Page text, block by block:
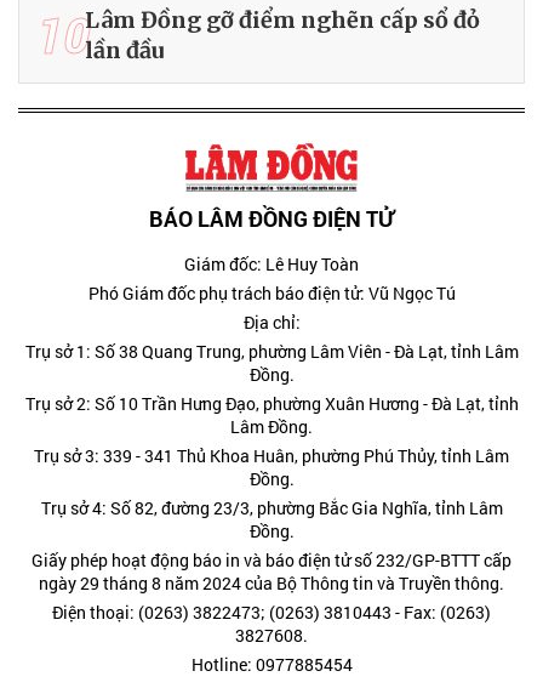
10Lâm Đồng gỡ điểm nghẽn cấp sổ đỏ
lần đầu
BÁO LÂM ĐỒNG ĐIỆN TỬ
Giám đốc: Lê Huy Toàn
Phó Giám đốc phụ trách báo điện tử: Vũ Ngọc Tú
Địa chỉ:
Trụ sở 1: Số 38 Quang Trung, phường Lâm Viên - Đà Lạt, tỉnh Lâm
Đồng.
Trụ sở 2: Số 10 Trần Hưng Đạo, phường Xuân Hương - Đà Lạt, tỉnh
Lâm Đồng.
Trụ sở 3: 339 - 341 Thủ Khoa Huân, phường Phú Thủy, tỉnh Lâm
Đồng.
Trụ sở 4: Số 82, đường 23/3, phường Bắc Gia Nghĩa, tỉnh Lâm
Đồng.
Giấy phép hoạt động báo in và báo điện tử số 232/GP-BTTT cấp
ngày 29 tháng 8 năm 2024 của Bộ Thông tin và Truyền thông.
Điện thoại: (0263) 3822473; (0263) 3810443 - Fax: (0263)
3827608.
Hotline: 0977885454